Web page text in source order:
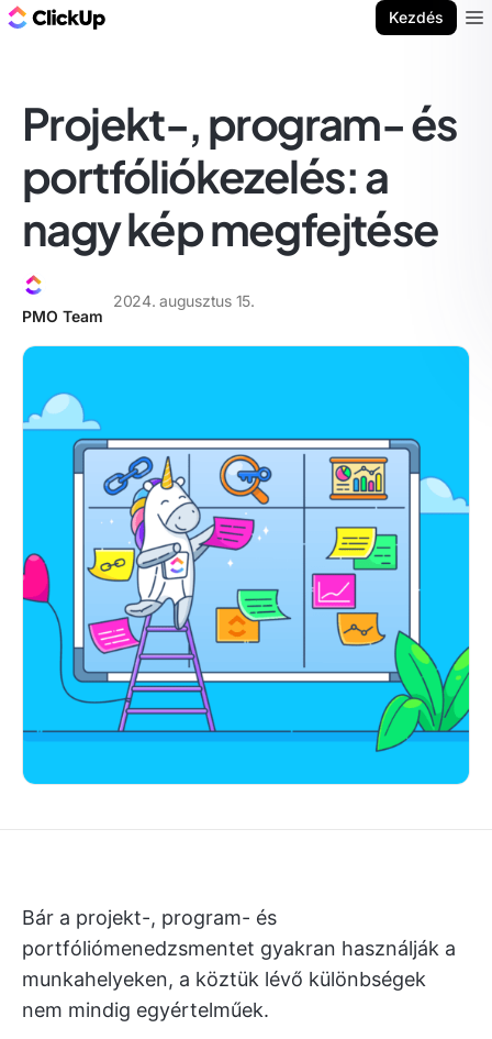
Kezdés
Projekt-, program- és
portfóliókezelés: a
nagy kép megfejtése
PMO Team
2024. augusztus 15.
Bár a projekt-, program- és
portfóliómenedzsmentet gyakran használják a
munkahelyeken, a köztük lévő különbségek
nem mindig egyértelműek.